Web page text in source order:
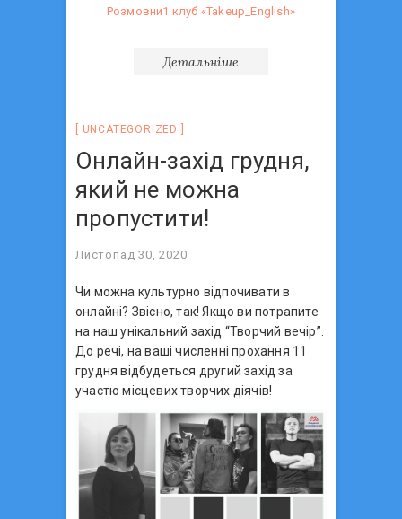
Розмовни1 клуб «Takeup_English»
Детальніше
UNCATEGORIZED
Онлайн-захід грудня,
який не можна
пропустити!
Листопад 30, 2020
Чи можна культурно відпочивати в
онлайні? Звісно, так! Якщо ви потрапите
на наш унікальний захід “Творчий вечір”.
До речі, на ваші численні прохання 11
грудня відбудеться другий захід за
участю місцевих творчих діячів!